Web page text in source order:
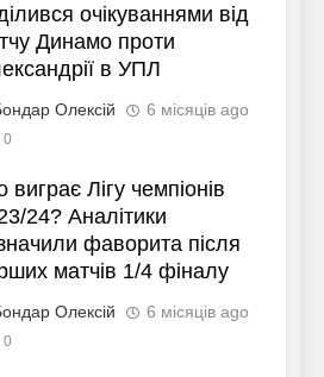
очікуваннями від
Динамо проти
в УПЛ
Олексій 6 місяців ago
0
виграє Лігу чемпіонів
24? Аналітики
фаворита після
матчів 1/4 фіналу
Олексій 6 місяців ago
0